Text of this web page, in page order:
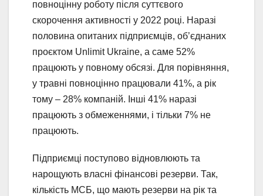
повноцінну роботу після суттєвого
скорочення активності у 2022 році. Наразі
половина опитаних підприємців, об’єднаних
проєктом Unlimit Ukraine, а саме 52%
працюють у повному обсязі. Для порівняння,
у травні повноцінно працювали 41%, а рік
тому – 28% компаній. Інші 41% наразі
працюють з обмеженнями, і тільки 7% не
працюють.
Підприємці поступово відновлюють та
нарощують власні фінансові резерви. Так,
кількість МСБ, що мають резерви на рік та